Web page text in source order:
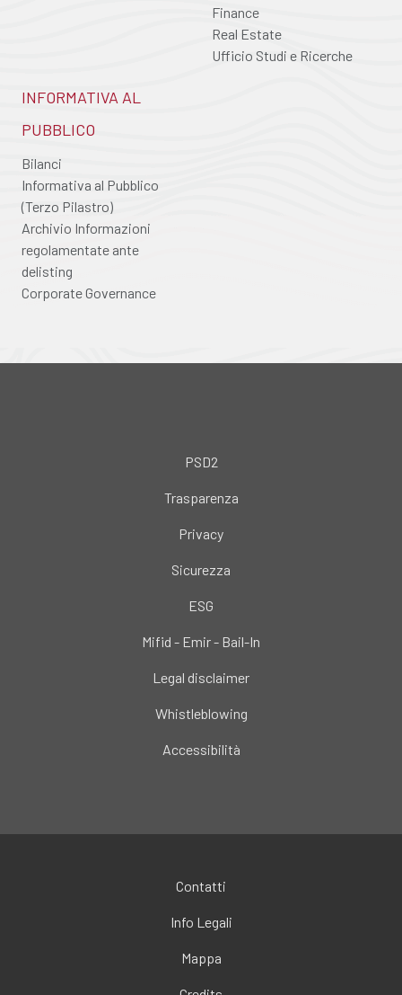
Finance
Real Estate
Ufficio Studi e Ricerche
INFORMATIVA AL
PUBBLICO
Bilanci
Informativa al Pubblico
(Terzo Pilastro)
Archivio Informazioni
regolamentate ante
delisting
Corporate Governance
PSD2
Trasparenza
Privacy
Sicurezza
ESG
Mifid - Emir - Bail-In
Legal disclaimer
Whistleblowing
Accessibilità
Contatti
Info Legali
Mappa